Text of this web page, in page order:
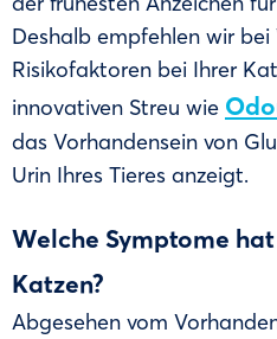
Deshalb empfehlen wir bei
Risikofaktoren bei Ihrer
innovativen Streu wie
das Vorhandensein von
Urin Ihres Tieres anzeigt.
Welche Symptome
Katzen?
Abgesehen vom